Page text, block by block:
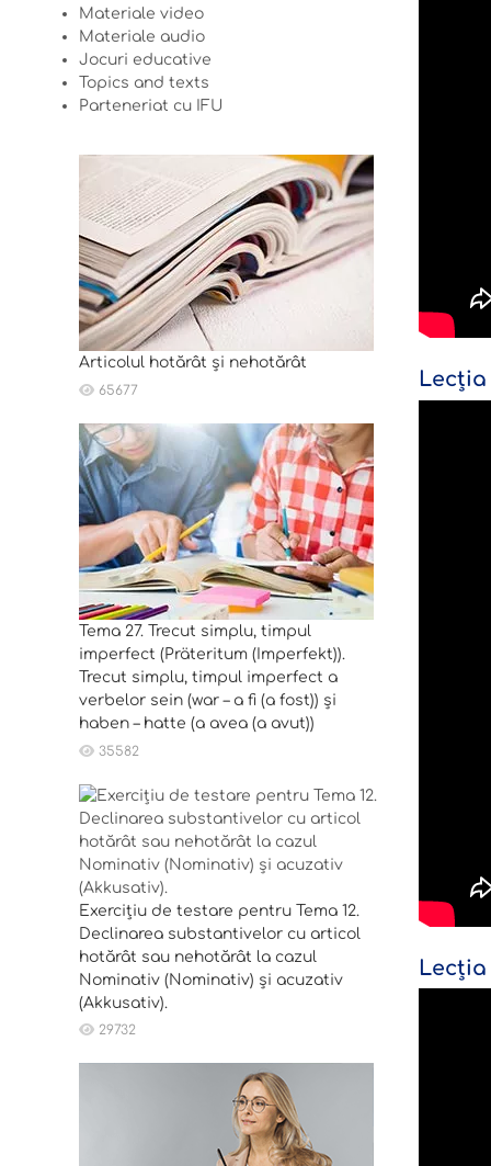
Materiale video
Materiale audio
Jocuri educative
Topics and texts
Parteneriat cu IFU
Articolul hotărât și nehotărât
65677
Tema 27. Trecut simplu, timpul
imperfect (Präteritum (Imperfekt)).
Trecut simplu, timpul imperfect a
verbelor sein (war – a fi (a fost)) și
haben – hatte (a avea (a avut))
35582
Exercițiu de testare pentru Tema 12.
Declinarea substantivelor cu articol
hotărât sau nehotărât la cazul
Nominativ (Nominativ) și acuzativ
(Akkusativ).
29732
Lecția
Lecția